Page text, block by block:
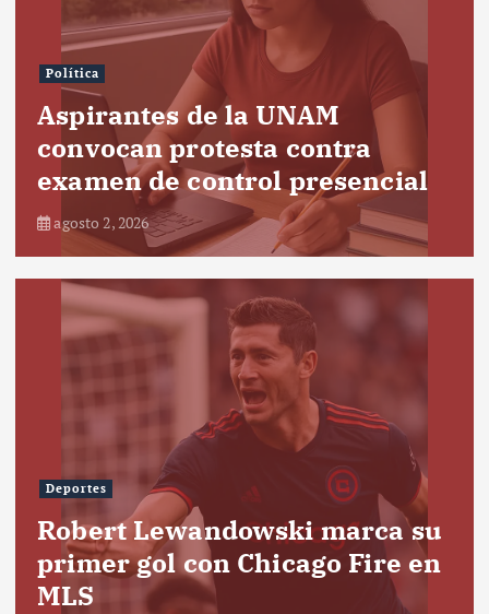
Política
Aspirantes de la UNAM
convocan protesta contra
examen de control presencial
agosto 2, 2026
Deportes
Robert Lewandowski marca su
primer gol con Chicago Fire en
MLS